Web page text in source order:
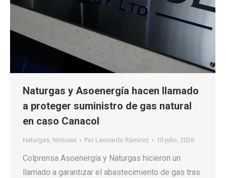
Naturgas y Asoenergía hacen llamado
a proteger suministro de gas natural
en caso Canacol
Naturgas, Noticias Por Leonardo Ramirez 10 julio, 2026
Colprensa Asoenergía y Naturgas hicieron un
llamado a garantizar el abastecimiento de gas tras